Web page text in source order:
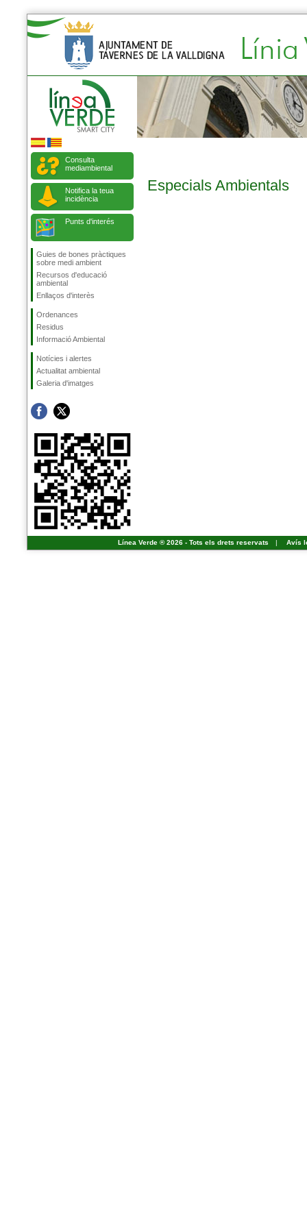
Consulta
mediambiental
Notifica la teua
incidència
Punts d'interés
Guies de bones pràctiques
sobre medi ambient
Recursos d'educació
ambiental
Enllaços d'interès
Ordenances
Residus
Informació Ambiental
Notícies i alertes
Actualitat ambiental
Galeria d'imatges
Especials Ambientals
Línea Verde ® 2026 - Tots els drets reservats | Avís